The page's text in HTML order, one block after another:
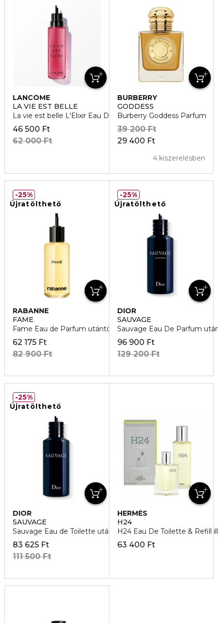
LANCÔME
LA VIE EST BELLE
La vie est belle L'Elixir Eau De Parfum utántöltő
46 500 Ft
62 000 Ft
BURBERRY
GODDESS
Burberry Goddess Parfum
29 400 Ft
39 200 Ft
4 kiszerelésben
Újratölthető
RABANNE
FAME
Fame Eau de Parfum utántöltő
62 175 Ft
82 900 Ft
25%
Újratölthető
DIOR
SAUVAGE
Sauvage Eau De Parfum
96 900 Ft
129 200 Ft
25%
Újratölthető
DIOR
SAUVAGE
Sauvage Eau de Toilette utántöltő
83 625 Ft
111 500 Ft
25%
HERMÈS
H24
H24 Eau De Toilette & Refill
63 400 Ft